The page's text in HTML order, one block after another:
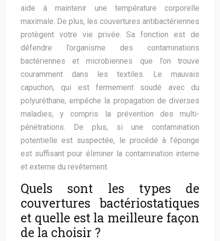
aide à maintenir une température corporelle
maximale. De plus, les couvertures antibactériennes
protègent votre vie privée. Sa fonction est de
défendre l’organisme des contaminations
bactériennes et microbiennes que l’on trouve
couramment dans les textiles. Le mauvais
capuchon, qui est fermement soudé avec du
polyuréthane, empêche la propagation de diverses
maladies, y compris la prévention des multi-
pénétrations. De plus, si une contamination
potentielle est suspectée, le procédé à l’éponge
est suffisant pour éliminer la contamination interne
et externe du revêtement.
Quels sont les types de
couvertures bactériostatiques
et quelle est la meilleure façon
de la choisir ?